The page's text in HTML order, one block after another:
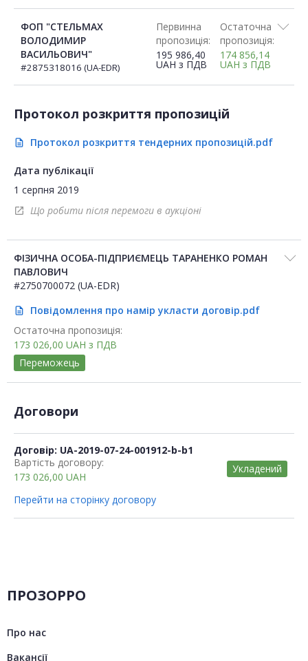
ФОП "СТЕЛЬМАХ
ВОЛОДИМИР
ВАСИЛЬОВИЧ"
#2875318016 (UA-EDR)
Первинна
пропозиція:
195 986,40
UAH з ПДВ
Остаточна
пропозиція:
174 856,14
UAH з ПДВ
Протокол розкриття пропозицій
description Протокол розкриття тендерних пропозицій.pdf
Дата публікації
1 серпня 2019
open_in_new Що робити після перемоги в аукціоні
ФІЗИЧНА ОСОБА-ПІДПРИЄМЕЦЬ ТАРАНЕНКО РОМАН
ПАВЛОВИЧ
#2750700072 (UA-EDR)
description
Повідомлення про намір укласти договір.pdf
Остаточна пропозиція:
173 026,00 UAH з ПДВ
Переможець
Договори
Договір: UA-2019-07-24-001912-b-b1
Вартість договору:
173 026,00 UAH
Укладений
Перейти на сторінку договору
ПРОЗОРРО
Про нас
Вакансії